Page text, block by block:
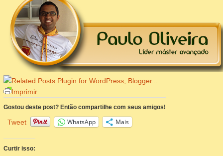
Imprimir
Gostou deste post? Então compartilhe com seus amigos!
Tweet WhatsApp Mais
Curtir isso: